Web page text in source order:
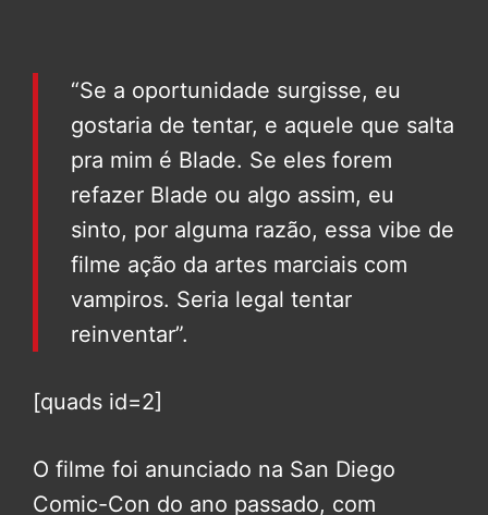
“Se a oportunidade surgisse, eu
gostaria de tentar, e aquele que salta
pra mim é Blade. Se eles forem
refazer Blade ou algo assim, eu
sinto, por alguma razão, essa vibe de
filme ação da artes marciais com
vampiros. Seria legal tentar
reinventar”.
[quads id=2]
O filme foi anunciado na San Diego
Comic-Con do ano passado, com